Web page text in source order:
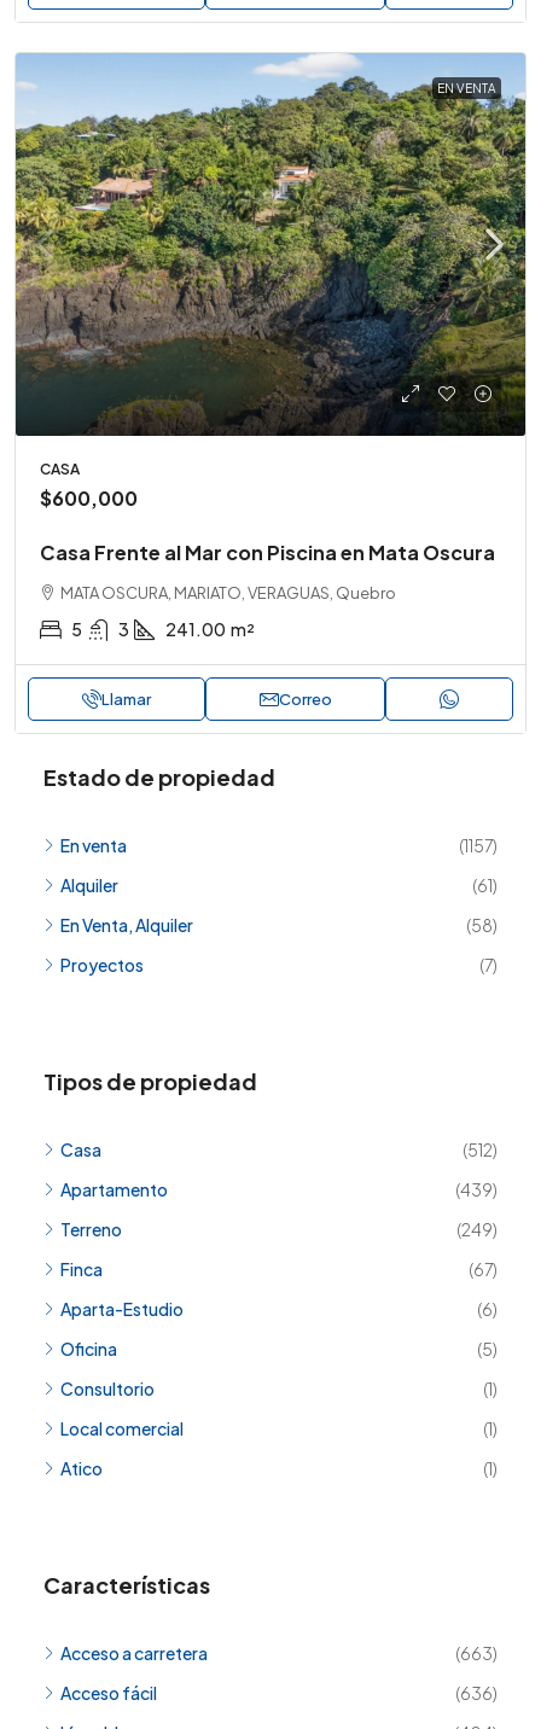
EN VENTA
CASA
$600,000
Casa Frente al Mar con Piscina en Mata Oscura
MATA OSCURA, MARIATO, VERAGUAS, Quebro
5 3 241.00 m²
Llamar Correo
Estado de propiedad
En venta
(1157)
Alquiler
(61)
En Venta, Alquiler
(58)
Proyectos
(7)
Tipos de propiedad
Casa
(512)
Apartamento
(439)
Terreno
(249)
Finca
(67)
Aparta-Estudio
(6)
Oficina
(5)
Consultorio
(1)
Local comercial
(1)
Atico
(1)
Características
Acceso a carretera
(663)
Acceso fácil
(636)